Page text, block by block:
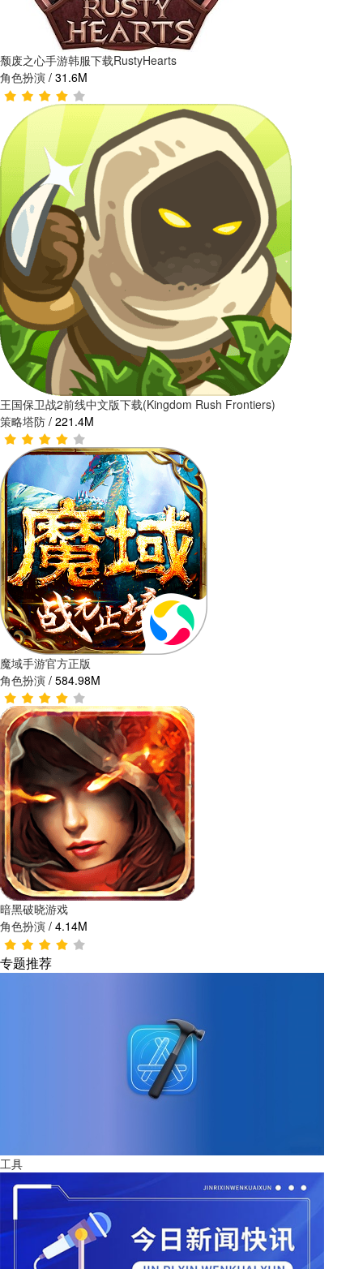
颓废之心手游韩服下载RustyHearts
角色扮演 / 31.6M
王国保卫战2前线中文版下载(Kingdom Rush Frontiers)
策略塔防 / 221.4M
魔域手游官方正版
角色扮演 / 584.98M
暗黑破晓游戏
角色扮演 / 4.14M
专题推荐
工具